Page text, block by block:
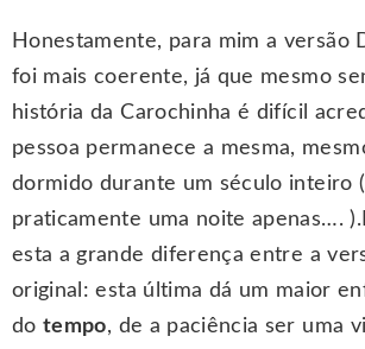
Honestamente, para mim a versão
foi mais coerente, já que mesmo
história da Carochinha é difícil
pessoa permanece a mesma,
dormido durante um século inteiro
praticamente uma noite apenas….
esta a grande diferença entre a
original: esta última dá um maior
dotempo, de a paciência ser uma